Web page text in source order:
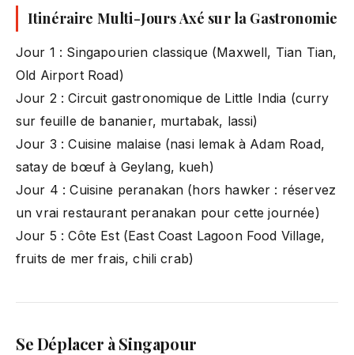
Itinéraire Multi-Jours Axé sur la Gastronomie
Jour 1 : Singapourien classique (Maxwell, Tian Tian,
Old Airport Road)
Jour 2 : Circuit gastronomique de Little India (curry
sur feuille de bananier, murtabak, lassi)
Jour 3 : Cuisine malaise (nasi lemak à Adam Road,
satay de bœuf à Geylang, kueh)
Jour 4 : Cuisine peranakan (hors hawker : réservez
un vrai restaurant peranakan pour cette journée)
Jour 5 : Côte Est (East Coast Lagoon Food Village,
fruits de mer frais, chili crab)
Se Déplacer à Singapour